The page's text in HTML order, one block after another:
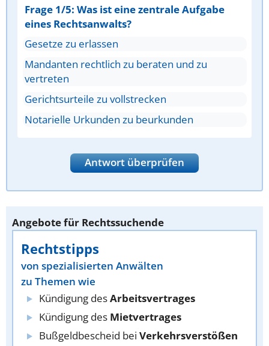
Frage 1/5: Was ist eine zentrale Aufgabe
eines Rechtsanwalts?
Gesetze zu erlassen
Mandanten rechtlich zu beraten und zu
vertreten
Gerichtsurteile zu vollstrecken
Notarielle Urkunden zu beurkunden
Antwort überprüfen
Angebote für Rechtssuchende
Rechtstipps
von spezialisierten Anwälten
zu Themen wie
Kündigung desArbeitsvertrages
Kündigung des Mietvertrages
Bußgeldbescheid bei Verkehrsverstößen